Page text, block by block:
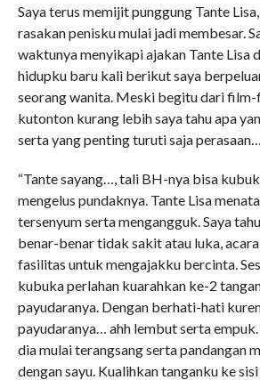
Saya terus memijit punggung Tante
rasakan penisku mulai jadi membesar.
waktunya menyikapi ajakan Tante Lisa
hidupku baru kali berikut saya
seorang wanita. Meski begitu dari film-
kutonton kurang lebih saya tahu apa
serta yang penting turuti saja perasaan…
“Tante sayang…, tali BH-nya bisa
mengelus pundaknya. Tante Lisa
tersenyum serta mengangguk. Saya
benar-benar tidak sakit atau luka,
fasilitas untuk mengajakku bercinta.
kubuka perlahan kuarahkan ke-2
payudaranya. Dengan berhati-hati
payudaranya… ahh lembut serta
dia mulai terangsang serta pandangan
dengan sayu. Kualihkan tanganku ke